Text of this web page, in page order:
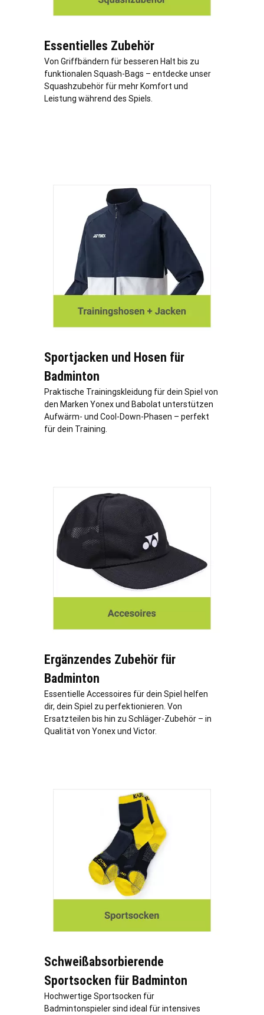
Essentielles Zubehör
Von Griffbändern für besseren Halt bis zu
funktionalen Squash-Bags – entdecke unser
Squashzubehör für mehr Komfort und
Leistung während des Spiels.
Sportjacken und Hosen für
Badminton
Praktische Trainingskleidung für dein Spiel von
den Marken Yonex und Babolat unterstützen
Aufwärm- und Cool-Down-Phasen – perfekt
für dein Training.
Ergänzendes Zubehör für
Badminton
Essentielle Accessoires für dein Spiel helfen
dir, dein Spiel zu perfektionieren. Von
Ersatzteilen bis hin zu Schläger-Zubehör – in
Qualität von Yonex und Victor.
Schweißabsorbierende
Sportsocken für Badminton
Hochwertige Sportsocken für
Badmintonspieler sind ideal für intensives